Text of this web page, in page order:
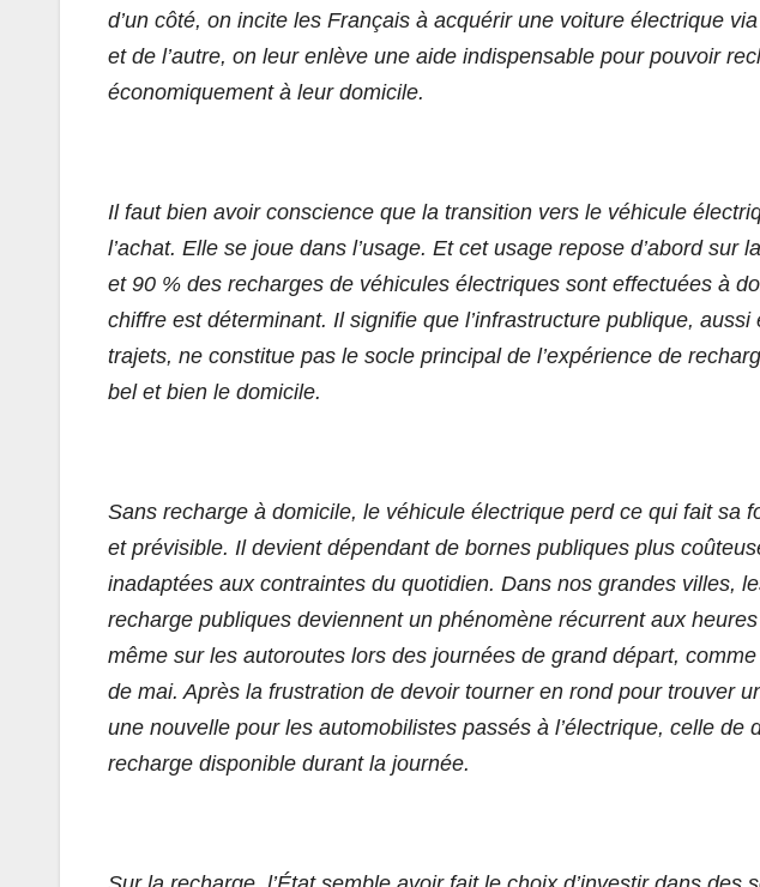
d’un côté, on incite les Français à acquérir une voiture électrique
et de l’autre, on leur enlève une aide indispensable pour pouvoir
économiquement à leur domicile.
Il faut bien avoir conscience que la transition vers le véhicule
l’achat. Elle se joue dans l’usage. Et cet usage repose d’abord sur
et 90 % des recharges de véhicules électriques sont effectuées à
chiffre est déterminant. Il signifie que l’infrastructure publique,
trajets, ne constitue pas le socle principal de l’expérience de
bel et bien le domicile.
Sans recharge à domicile, le véhicule électrique perd ce qui fait sa
et prévisible. Il devient dépendant de bornes publiques plus
inadaptées aux contraintes du quotidien. Dans nos grandes villes,
recharge publiques deviennent un phénomène récurrent aux
même sur les autoroutes lors des journées de grand départ,
de mai. Après la frustration de devoir tourner en rond pour trouver
une nouvelle pour les automobilistes passés à l’électrique, celle de
recharge disponible durant la journée.